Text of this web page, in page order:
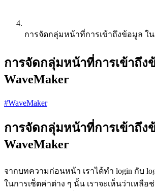
การจัดกลุ่มหน้าที่การเข้าถึงข้อมูล ใน
การจัดกลุ่มหน้าที่การเข้าถึง
WaveMaker
#WaveMaker
การจัดกลุ่มหน้าที่การเข้าถึง
WaveMaker
จากบทความก่อนหน้า เราได้ทำ login กับ
ในการเซ็ตค่าต่าง ๆ นั้น เราจะเห็นว่าเหลื